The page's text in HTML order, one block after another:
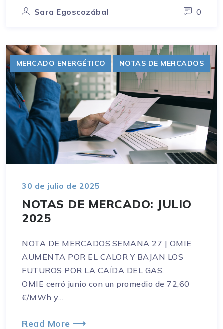
Sara Egoscozábal 0
MERCADO ENERGÉTICO NOTAS DE MERCADOS
30 de julio de 2025
NOTAS DE MERCADO: JULIO
2025
NOTA DE MERCADOS SEMANA 27 | OMIE
AUMENTA POR EL CALOR Y BAJAN LOS
FUTUROS POR LA CAÍDA DEL GAS.
OMIE cerró junio con un promedio de 72,60
€/MWh y...
Read More ⟶